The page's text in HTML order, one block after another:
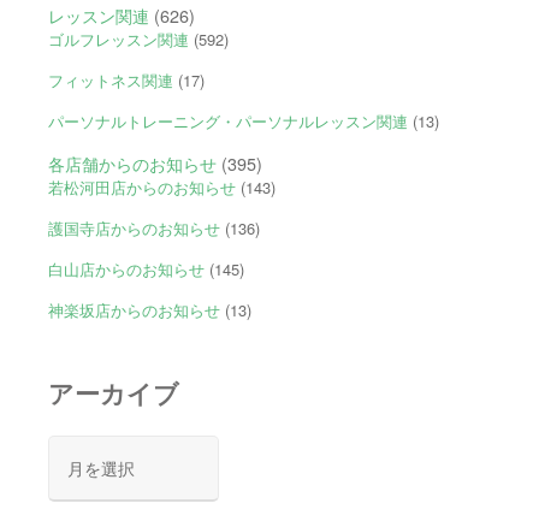
レッスン関連 (626)
ゴルフレッスン関連 (592)
フィットネス関連 (17)
パーソナルトレーニング・パーソナルレッスン関連 (13)
各店舗からのお知らせ(395)
若松河田店からのお知らせ(143)
護国寺店からのお知らせ(136)
白山店からのお知らせ(145)
神楽坂店からのお知らせ(13)
アーカイブ
カ